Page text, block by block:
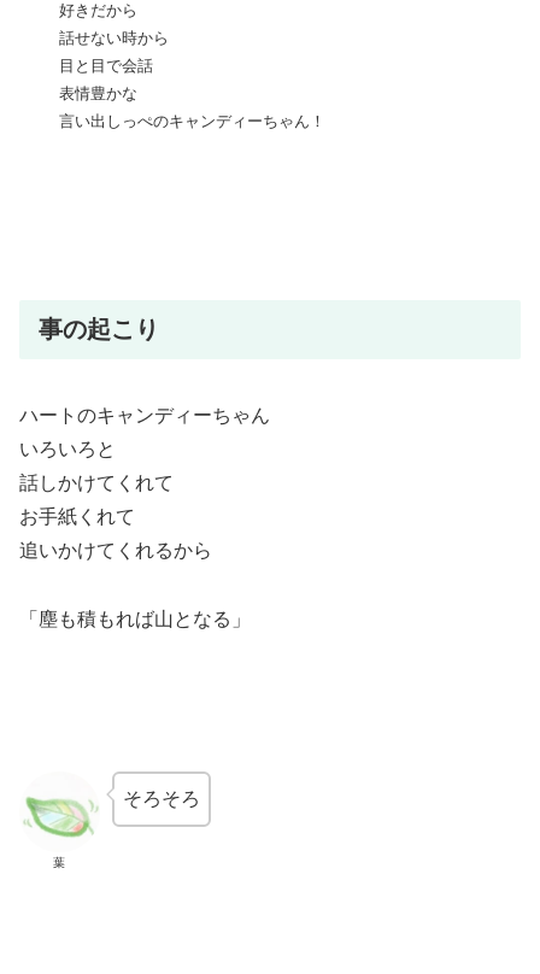
好きだから
話せない時から
目と目で会話
表情豊かな
言い出しっぺのキャンディーちゃん！
事の起こり
ハートのキャンディーちゃん
いろいろと
話しかけてくれて
お手紙くれて
追いかけてくれるから
「塵も積もれば山となる」
葉
そろそろ